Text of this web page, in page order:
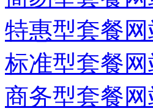
特惠型套餐
标准型套餐
商务型套餐